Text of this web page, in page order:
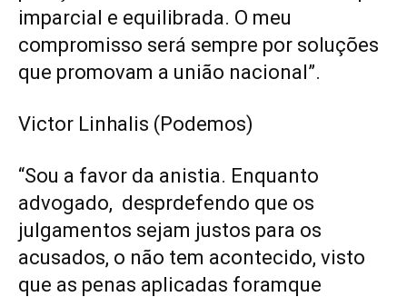
imparcial e equilibrada. O meu
compromisso será sempre por soluções
que promovam a união nacional”.
Victor Linhalis (Podemos)
“Sou a favor da anistia. Enquanto
advogado, desprdefendo que os
julgamentos sejam justos para os
acusados, o não tem acontecido, visto
que as penas aplicadas foramque